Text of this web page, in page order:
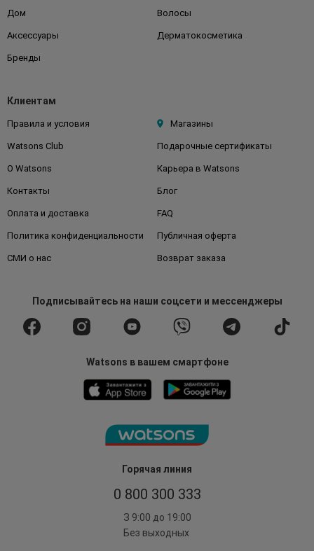
Горячая линия
0 800 300 333
З 9:00 до 19:00
Без выходных
Дом Волосы
Аксессуары Дерматокосметика
Бренды
Клиентам
Правила и условия Магазины
Watsons Club Подарочные сертификаты
О Watsons Карьера в Watsons
Контакты Блог
Оплата и доставка FAQ
Политика конфиденциальности Публичная оферта
СМИ о нас Возврат заказа
Подписывайтесьна наши соцсети и мессенджеры
Watsons в вашем смартфоне